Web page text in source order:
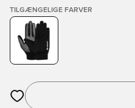
TILGÆNGELIGE FARVER
Åbner en Modal til at logge